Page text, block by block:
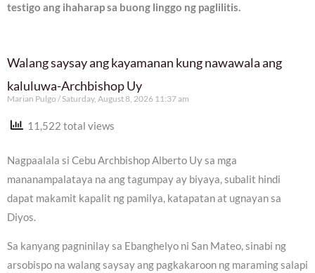
testigo ang ihaharap sa buong linggo ng paglilitis.
Walang saysay ang kayamanan kung nawawala ang
kaluluwa-Archbishop Uy
Marian Pulgo Saturday, August 8, 2026 11:37 am
11,522 total views
Nagpaalala si Cebu Archbishop Alberto Uy sa mga
mananampalataya na ang tagumpay ay biyaya, subalit hindi
dapat makamit kapalit ng pamilya, katapatan at ugnayan sa
Diyos.
Sa kanyang pagninilay sa Ebanghelyo ni San Mateo, sinabi ng
arsobispo na walang saysay ang pagkakaroon ng maraming salapi